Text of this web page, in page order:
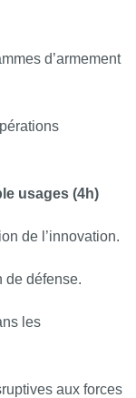
d’armement
usages (4h)
l’innovation.
défense.
les
aux forces